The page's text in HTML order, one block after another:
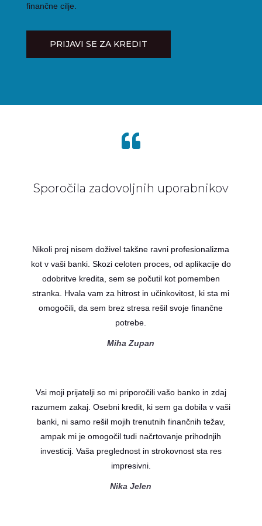
finančne cilje.
PRIJAVI SE ZA KREDIT

Sporočila zadovoljnih uporabnikov
Nikoli prej nisem doživel takšne ravni profesionalizma
kot v vaši banki. Skozi celoten proces, od aplikacije do
odobritve kredita, sem se počutil kot pomemben
stranka. Hvala vam za hitrost in učinkovitost, ki sta mi
omogočili, da sem brez stresa rešil svoje finančne
potrebe.
Miha Zupan
Vsi moji prijatelji so mi priporočili vašo banko in zdaj
razumem zakaj. Osebni kredit, ki sem ga dobila v vaši
banki, ni samo rešil mojih trenutnih finančnih težav,
ampak mi je omogočil tudi načrtovanje prihodnjih
investicij. Vaša preglednost in strokovnost sta res
impresivni.
Nika Jelen